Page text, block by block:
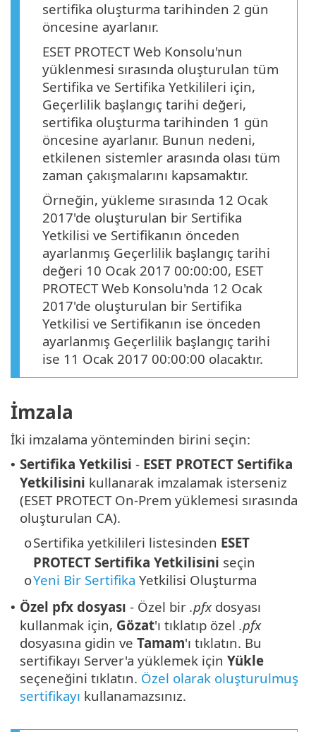
sertifika oluşturma tarihinden 2 gün
öncesine ayarlanır.
ESET PROTECT Web Konsolu'nun
yüklenmesi sırasında oluşturulan tüm
Sertifika ve Sertifika Yetkilileri için,
Geçerlilik başlangıç tarihi değeri,
sertifika oluşturma tarihinden 1 gün
öncesine ayarlanır. Bunun nedeni,
etkilenen sistemler arasında olası tüm
zaman çakışmalarını kapsamaktır.
Örneğin, yükleme sırasında 12 Ocak
2017'de oluşturulan bir Sertifika
Yetkilisi ve Sertifikanın önceden
ayarlanmış Geçerlilik başlangıç tarihi
değeri 10 Ocak 2017 00:00:00, ESET
PROTECT Web Konsolu'nda 12 Ocak
2017'de oluşturulan bir Sertifika
Yetkilisi ve Sertifikanın ise önceden
ayarlanmış Geçerlilik başlangıç tarihi
ise 11 Ocak 2017 00:00:00 olacaktır.
İmzala
İki imzalama yönteminden birini seçin:
• Sertifika Yetkilisi - ESET PROTECT Sertifika
Yetkilisini kullanarak imzalamak isterseniz
(ESET PROTECT On-Prem yüklemesi sırasında
oluşturulan CA).
oSertifika yetkilileri listesinden ESET
PROTECT Sertifika Yetkilisini seçin
oYeni Bir Sertifika Yetkilisi Oluşturma
• Özel pfx dosyası - Özel bir .pfxdosyası
kullanmak için, Gözat'ı tıklatıp özel .pfx
dosyasına gidin ve Tamam'ı tıklatın. Bu
sertifikayı Server'a yüklemek için Yükle
seçeneğini tıklatın. Özel olarak oluşturulmuş
sertifikayı kullanamazsınız.